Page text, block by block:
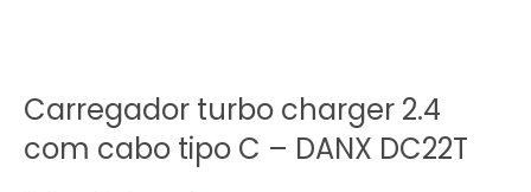
Carregador turbo charger 2.4
com cabo tipo C – DANX DC22T